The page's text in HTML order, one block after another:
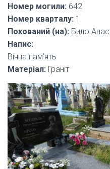
Номер могили: 642
Номер кварталу: 1
Похований (на): Било
Напис:
Вічна пам’ять
Матеріал: Граніт